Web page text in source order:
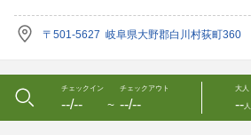
〒501-5627 岐阜県大野郡白川村荻町360
チェックイン
--/-- 〜
チェックアウト
--/--
大人
--人